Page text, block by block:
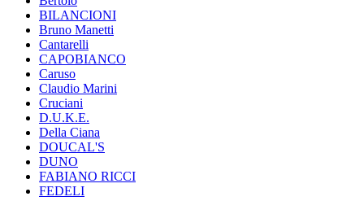
BILANCIONI
Bruno Manetti
Cantarelli
CAPOBIANCO
Caruso
Claudio Marini
Cruciani
D.U.K.E.
Della Ciana
DOUCAL'S
DUNO
FABIANO RICCI
FEDELI